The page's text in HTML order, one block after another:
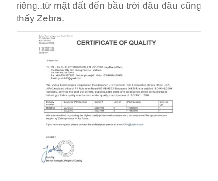
riêng..từ mặt đất đến bầu trời đâu đâu cũng
thấy Zebra.